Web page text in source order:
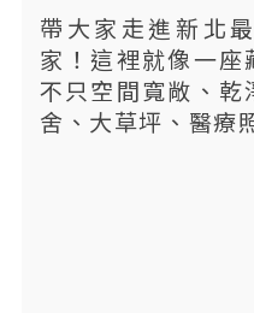
帶大家走進新北
家！這裡就像一座
不只空間寬敞、乾
舍、大草坪、醫療